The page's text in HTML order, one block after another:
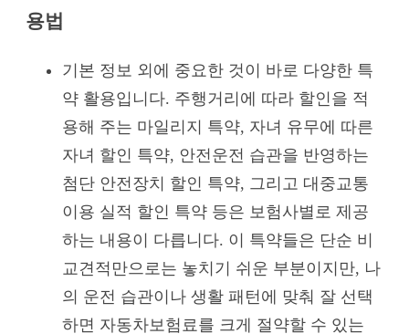
용법
기본 정보 외에 중요한 것이 바로 다양한 특
약 활용입니다. 주행거리에 따라 할인을 적
용해 주는 마일리지 특약, 자녀 유무에 따른
자녀 할인 특약, 안전운전 습관을 반영하는
첨단 안전장치 할인 특약, 그리고 대중교통
이용 실적 할인 특약 등은 보험사별로 제공
하는 내용이 다릅니다. 이 특약들은 단순 비
교견적만으로는 놓치기 쉬운 부분이지만, 나
의 운전 습관이나 생활 패턴에 맞춰 잘 선택
하면 자동차보험료를 크게 절약할 수 있는